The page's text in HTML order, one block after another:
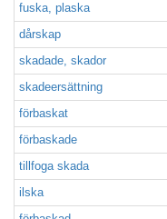
fuska, plaska
dårskap
skadade, skador
skadeersättning
förbaskat
förbaskade
tillfoga skada
ilska